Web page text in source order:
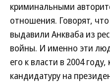
криминальными
отношения. Говорят,
выдавили Анкваба из
войны. И именно эти
его к власти в 2004
кандидатуру на